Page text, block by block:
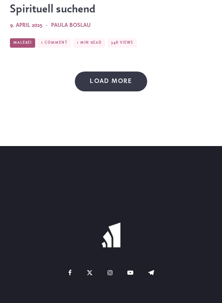
Spirituell suchend
PAULA BOSLAU
·
9. APRIL 2025
MALEREI 1 COMMENT 1 MIN READ 348 VIEWS
LOAD MORE